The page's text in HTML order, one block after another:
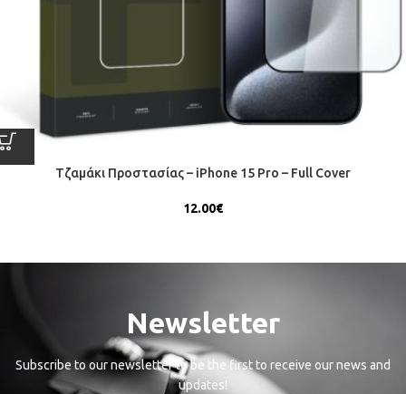
Τζαμάκι Προστασίας – iPhone 15 Pro – Full Cover
12.00€
Newsletter
Subscribe to our newsletter to be the first to receive our news and
updates!